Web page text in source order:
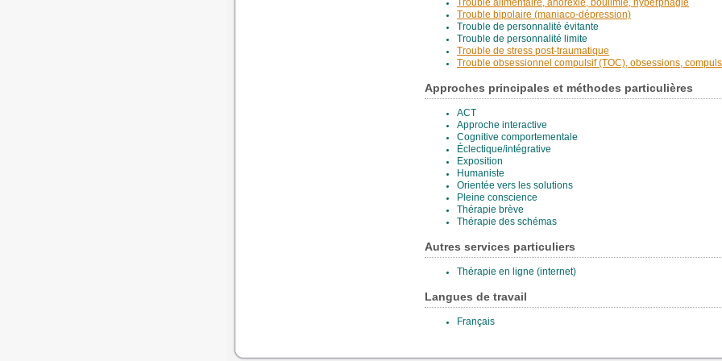
Trouble alimentaire, anorexie, boulimie, hyperphagie
Trouble bipolaire (maniaco-dépression)
Trouble de personnalité évitante
Trouble de personnalité limite
Trouble de stress post-traumatique
Trouble obsessionnel compulsif (TOC), obsessions,
Approches principales et méthodes particulières
ACT
Approche interactive
Cognitive comportementale
Éclectique/intégrative
Exposition
Humaniste
Orientée vers les solutions
Pleine conscience
Thérapie brève
Thérapie des schémas
Autres services particuliers
Thérapie en ligne (internet)
Langues de travail
Français